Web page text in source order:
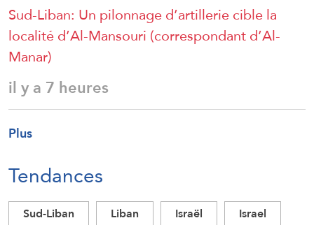
Sud-Liban: Un pilonnage d’artillerie cible la
localité d’Al-Mansouri (correspondant d’Al-
Manar)
il y a 7 heures
Plus
Tendances
Sud-Liban Liban Israël
Israel